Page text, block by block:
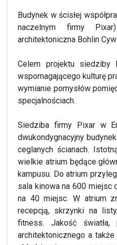
Budynek w ścisłej
naczelnym firmy
architektoniczna Bohlin
Celem projektu siedziby
wspomagającego kulturę
wymianie pomysłów
specjalnościach.
Siedziba firmy Pixar w
dwukondygnacyjny
ceglanych ścianach.
wielkie atrium będące
kampusu. Do atrium
sala kinowa na 600 miejsc
na 40 miejsc. W atrium
recepcją, skrzynki na
fitness. Jakość
architektonicznego a